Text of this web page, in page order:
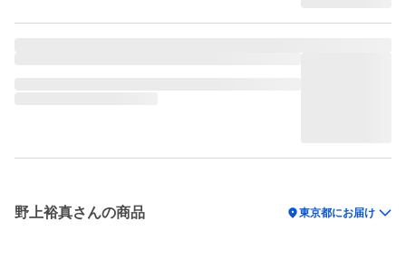
野上裕真さんの商品 location_on東京都にお届け